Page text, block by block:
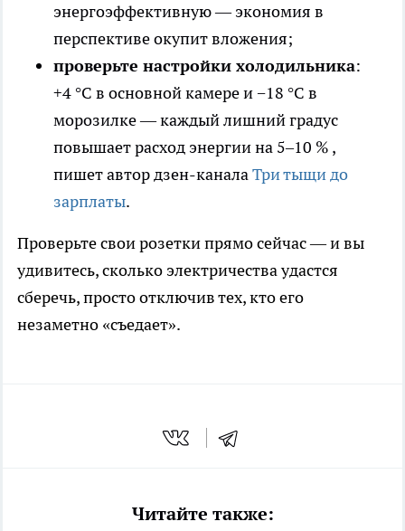
энергоэффективную — экономия в
перспективе окупит вложения;
проверьте настройки холодильника:
+4 °C в основной камере и −18 °C в
морозилке — каждый лишний градус
повышает расход энергии на 5–10 % ,
пишет автор дзен-каналаТри тыщи до
зарплаты.
Проверьте свои розетки прямо сейчас — и вы
удивитесь, сколько электричества удастся
сберечь, просто отключив тех, кто его
незаметно «съедает».
Читайте также: